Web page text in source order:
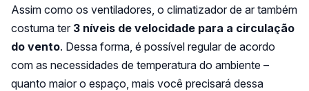
Assim como os ventiladores, o climatizador de ar também
costuma ter 3 níveis de velocidade para a circulação
do vento. Dessa forma, é possível regular de acordo
com as necessidades de temperatura do ambiente –
quanto maior o espaço, mais você precisará dessa